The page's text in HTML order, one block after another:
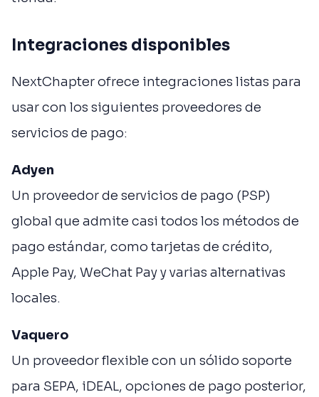
Integraciones disponibles
NextChapter ofrece integraciones listas para
usar con los siguientes proveedores de
servicios de pago:
Adyen
Un proveedor de servicios de pago (PSP)
global que admite casi todos los métodos de
pago estándar, como tarjetas de crédito,
Apple Pay, WeChat Pay y varias alternativas
locales.
Vaquero
Un proveedor flexible con un sólido soporte
para SEPA, iDEAL, opciones de pago posterior,